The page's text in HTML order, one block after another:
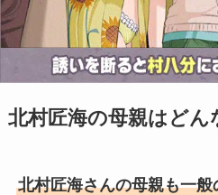
北村匠海の母親はどん
北村匠海さんの母親も一